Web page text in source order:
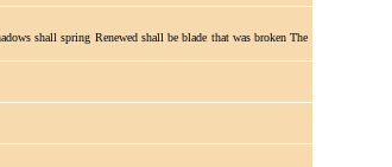
shall spring Renewed shall be blade that was broken The